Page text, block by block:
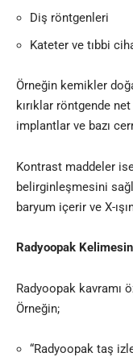
Diş röntgenleri
Kateter ve tıbbi
Örneğin kemikler
kırıklar röntgende
implantlar ve bazı
Kontrast maddeler
belirginleşmesini
baryum içerir ve X-
Radyoopak
Radyoopak kavramı
Örneğin;
“Radyoopak taş